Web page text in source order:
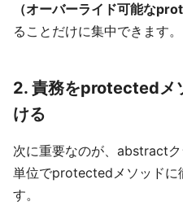
（オーバーライド可能な
ることだけに集中できます。
2. 責務をprotectedメ
ける
次に重要なのが、abstract
単位でprotectedメソッドに
す。